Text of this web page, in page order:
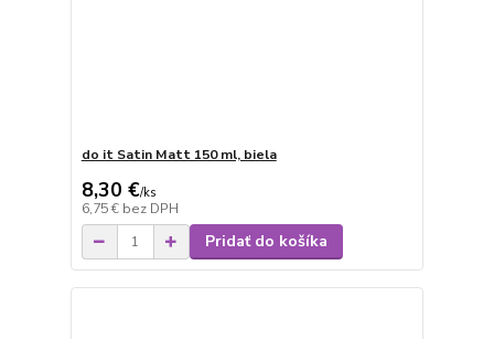
do it Satin Matt 150 ml, biela
8,30 €/ks
6,75 € bez DPH
Pridať do košíka